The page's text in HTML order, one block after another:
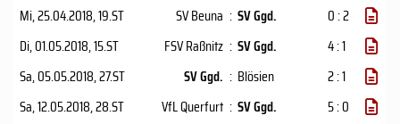
Mi, 25.04.2018, 19.ST SV Beuna : SV Ggd.
0 : 2
Di, 01.05.2018, 15.ST FSV Raßnitz : SV Ggd.
4 : 1
Sa, 05.05.2018, 27.ST SV Ggd. : Blösien
2 : 1
Sa, 12.05.2018, 28.ST VfL Querfurt : SV Ggd.
5 : 0